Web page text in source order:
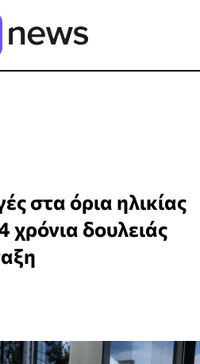
στα όρια ηλικίας
χρόνια δουλειάς